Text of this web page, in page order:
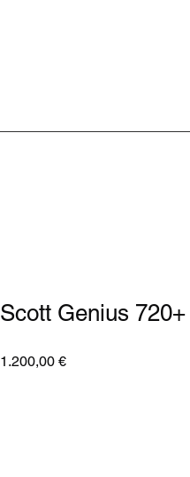
Scott Genius 720+
1.200,00 €Preis